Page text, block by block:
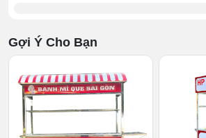
dùng bảo quản được nhiều loại
liệu khác nhau.
Gợi Ý Cho Bạn